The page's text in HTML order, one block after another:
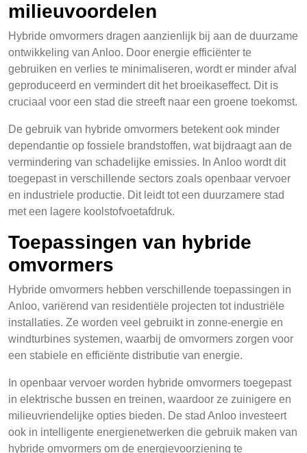
milieuvoordelen
Hybride omvormers dragen aanzienlijk bij aan de duurzame
ontwikkeling van Anloo. Door energie efficiënter te
gebruiken en verlies te minimaliseren, wordt er minder afval
geproduceerd en vermindert dit het broeikaseffect. Dit is
cruciaal voor een stad die streeft naar een groene toekomst.
De gebruik van hybride omvormers betekent ook minder
dependantie op fossiele brandstoffen, wat bijdraagt aan de
vermindering van schadelijke emissies. In Anloo wordt dit
toegepast in verschillende sectors zoals openbaar vervoer
en industriele productie. Dit leidt tot een duurzamere stad
met een lagere koolstofvoetafdruk.
Toepassingen van hybride
omvormers
Hybride omvormers hebben verschillende toepassingen in
Anloo, variërend van residentiële projecten tot industriële
installaties. Ze worden veel gebruikt in zonne-energie en
windturbines systemen, waarbij de omvormers zorgen voor
een stabiele en efficiënte distributie van energie.
In openbaar vervoer worden hybride omvormers toegepast
in elektrische bussen en treinen, waardoor ze zuinigere en
milieuvriendelijke opties bieden. De stad Anloo investeert
ook in intelligente energienetwerken die gebruik maken van
hybride omvormers om de energievoorziening te